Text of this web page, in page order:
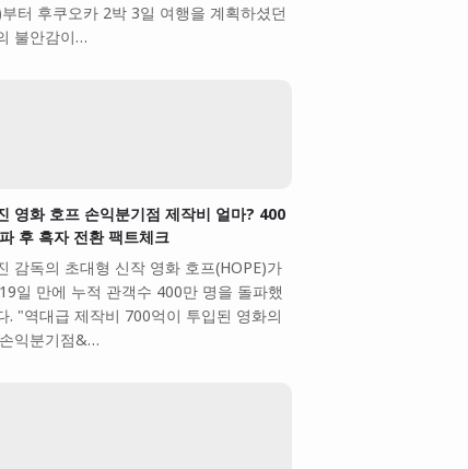
터 후쿠오카 2박 3일 여행을 계획하셨던
불안감이…
영화 호프 손익분기점 제작비 얼마? 400
후 흑자 전환 팩트체크
감독의 초대형 신작 영화 호프(HOPE)가
일 만에 누적 관객수 400만 명을 돌파했
. "역대급 제작비 700억이 투입된 영화의
익분기점&…